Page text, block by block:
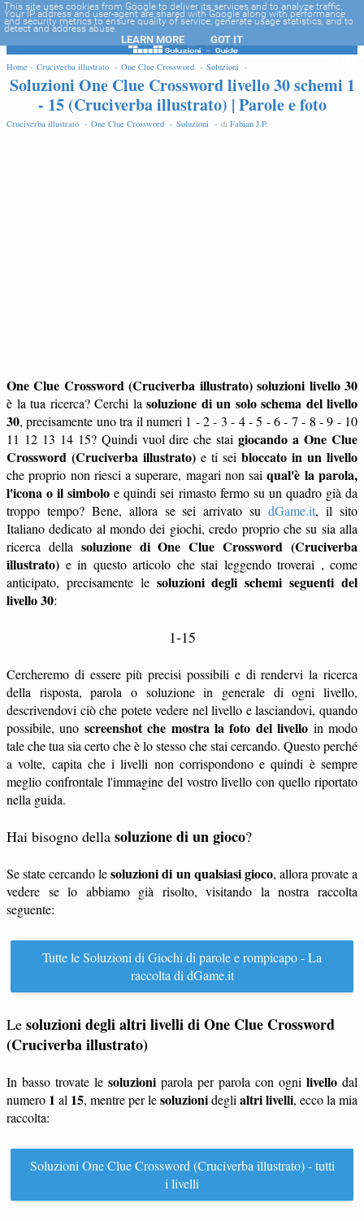
-->
Home - Cruciverba illustrato - One Clue Crossword - Soluzioni -
Soluzioni One Clue Crossword livello 30 schemi 1
- 15 (Cruciverba illustrato) | Parole e foto
Cruciverba illustrato - One Clue Crossword - Soluzioni - di Fabian J.P.
One Clue Crossword (Cruciverba illustrato) soluzioni livello 30
è la tua ricerca? Cerchi la soluzione di un solo schema del livello
30, precisamente uno tra il numeri 1 - 2 - 3 - 4 - 5 - 6 - 7 - 8 - 9 - 10
11 12 13 14 15? Quindi vuol dire che staigiocando a One Clue
Crossword (Cruciverba illustrato) e ti sei bloccato in un livello
che proprio non riesci a superare, magari non saiqual'è la parola,
l'icona o il simbolo e quindi sei rimasto fermo su un quadro già da
troppo tempo? Bene, allora se sei arrivato sudGame.it, il sito
Italiano dedicato al mondo dei giochi, credo proprio che su sia alla
ricerca della soluzione di One Clue Crossword (Cruciverba
illustrato) e in questo articolo che stai leggendo troverai , come
anticipato, precisamente le soluzioni degli schemi seguenti del
livello 30:
1-15
Cercheremo di essere più precisi possibili e di rendervi la ricerca
della risposta, parola o soluzione in generale di ogni livello,
descrivendovi ciò che potete vedere nel livello e lasciandovi, quando
possibile, uno screenshot che mostra la foto del livello in modo
tale che tua sia certo che è lo stesso che stai cercando. Questo perché
a volte, capita che i livelli non corrispondono e quindi è sempre
meglio confrontale l'immagine del vostro livello con quello riportato
nella guida.
Hai bisogno della soluzione di un gioco?
Se state cercando lesoluzioni di un qualsiasi gioco, allora provate a
vedere se lo abbiamo già risolto, visitando la nostra raccolta
seguente:
Tutte le Soluzioni di Giochi di parole e rompicapo - La
raccolta di dGame.it
Le soluzioni degli altri livelli di One Clue Crossword
(Cruciverba illustrato)
In basso trovate le soluzioni parola per parola con ogni livello dal
numero 1 al 15, mentre per lesoluzionidegli altri livelli, ecco la mia
raccolta:
Soluzioni One Clue Crossword (Cruciverba illustrato) - tutti
i livelli
EDIT
This site uses cookies from Google to deliver its services and to analyze traffic.
Your IP address and user-agent are shared with Google along with performance
and security metrics to ensure quality of service, generate usage statistics, and to
detect and address abuse.
LEARN MORE GOT IT